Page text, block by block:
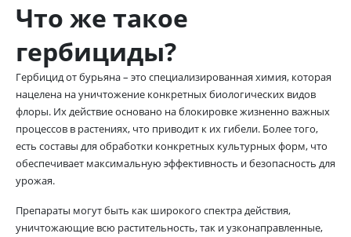
Что же такое
гербициды?
Гербицид от бурьяна – это специализированная химия, которая
нацелена на уничтожение конкретных биологических видов
флоры. Их действие основано на блокировке жизненно важных
процессов в растениях, что приводит к их гибели. Более того,
есть составы для обработки конкретных культурных форм, что
обеспечивает максимальную эффективность и безопасность для
урожая.
Препараты могут быть как широкого спектра действия,
уничтожающие всю растительность, так и узконаправленные,